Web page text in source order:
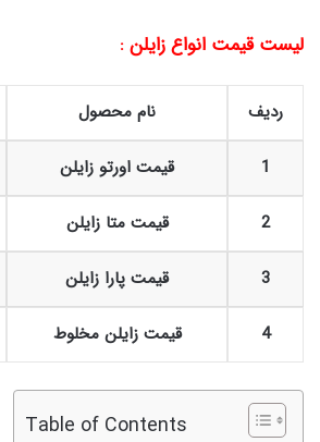
لیست قیمت انواع زایلن :
ردیف نام محصول
1 قیمت اورتو زایلن
2 قیمت متا زایلن
3 قیمت پارا زایلن
4 قیمت زایلن مخلوط
Table of Contents